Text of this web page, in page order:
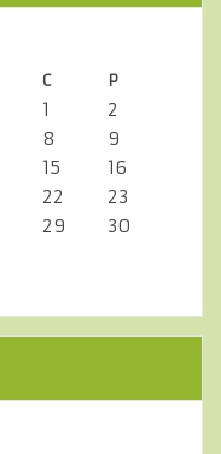
C P
1
2
8
9
15
16
22
23
29
30